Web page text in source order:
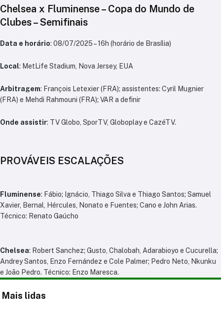
Chelsea x Fluminense – Copa do Mundo de
Clubes – Semifinais
Data e horário: 08/07/2025 – 16h (horário de Brasília)
Local: MetLife Stadium, Nova Jersey, EUA
Arbitragem: François Letexier (FRA); assistentes: Cyril Mugnier
(FRA) e Mehdi Rahmouni (FRA); VAR a definir
Onde assistir: TV Globo, SporTV, Globoplay e CazéTV.
PROVÁVEIS ESCALAÇÕES
Fluminense: Fábio; Ignácio, Thiago Silva e Thiago Santos; Samuel
Xavier, Bernal, Hércules, Nonato e Fuentes; Cano e John Arias.
Técnico: Renato Gaúcho
Chelsea: Robert Sanchez; Gusto, Chalobah, Adarabioyo e Cucurella;
Andrey Santos, Enzo Fernández e Cole Palmer; Pedro Neto, Nkunku
e João Pedro. Técnico: Enzo Maresca.
Mais lidas